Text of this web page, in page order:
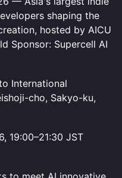
shaping the
hosted by AICU
Sponsor: Supercell AI
International
cho, Sakyo-ku,
19:00–21:30 JST